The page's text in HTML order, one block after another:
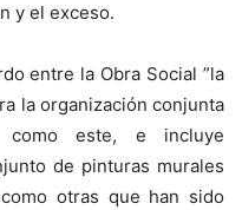
y el exceso.
entre la Obra Social ”la
la organización conjunta
como este, e incluye
de pinturas murales
otras que han sido